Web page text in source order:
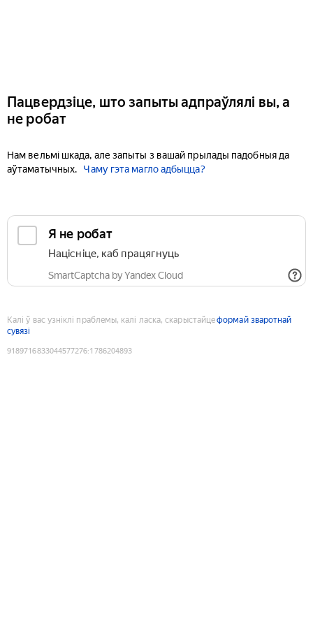
Пацвердзіце, што запыты адпраўлялі вы, а
не робат
Нам вельмі шкада, але запыты з вашай прылады падобныя да
аўтаматычных.
Чаму гэта магло адбыцца?
Я не робат
Націсніце, каб працягнуць
SmartCaptcha by Yandex Cloud
Калі ў вас узніклі праблемы, калі ласка, скарыстайцеформай зваротнай
сувязі
9189716833044577276:1786204893